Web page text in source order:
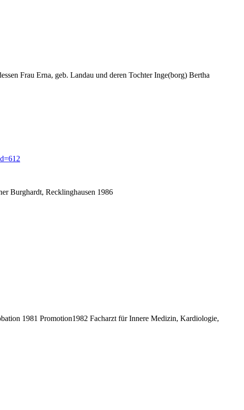
Frau Erna, geb. Landau und deren Tochter Inge(borg) Bertha
Burghardt, Recklinghausen 1986
1981 Promotion1982 Facharzt für Innere Medizin, Kardiologie,